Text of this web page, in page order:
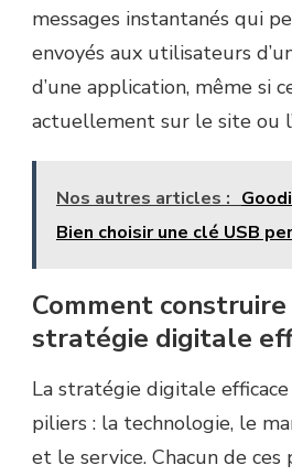
messages instantanés qui
envoyés aux utilisateurs
d’une application, même si
actuellement sur le site ou
Nos autres articles :
Bien choisir une clé USB
Comment construire
stratégie digitale
La stratégie digitale
piliers : la technologie, le
et le service. Chacun de